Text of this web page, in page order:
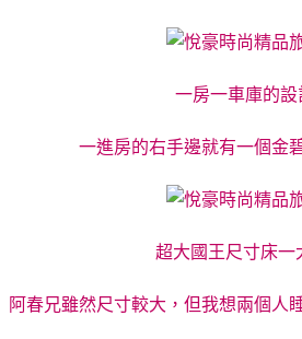
一房一車庫的設
一進房的右手邊就有一個金
超大國王尺寸床一
阿春兄雖然尺寸較大，但我想兩個人